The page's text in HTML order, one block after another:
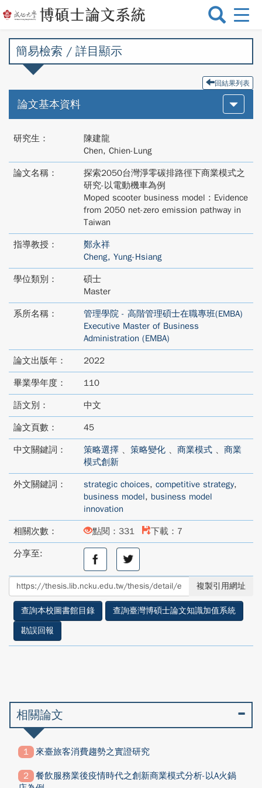
選
切
簡易檢索 / 詳目顯示
回結果列表
論文基本資料
研究生：
陳建龍
Chen, Chien-Lung
論文名稱：
探索2050台灣淨零碳排路徑下商業模式之
研究-以電動機車為例
Moped scooter business model : Evidence
from 2050 net-zero emission pathway in
Taiwan
指導教授：
鄭永祥
Cheng, Yung-Hsiang
學位類別：
碩士
Master
系所名稱：
管理學院 - 高階管理碩士在職專班(EMBA)
Executive Master of Business
Administration (EMBA)
論文出版年： 2022
畢業學年度： 110
語文別： 中文
論文頁數： 45
中文關鍵詞： 策略選擇 、 策略變化 、 商業模式 、 商業
模式創新
外文關鍵詞： strategic choices, competitive strategy,
business model, business model
innovation
相關次數： 點閱：331 下載：7
分享至:
分
至
facebook
分
享
至
twitter
複製引用網址
查詢本校圖書館目錄
查詢臺灣博碩士論文知識加值系統
勘誤回報
相關論文
來臺旅客消費趨勢之實證研究
餐飲服務業後疫情時代之創新商業模式分析-以A火鍋